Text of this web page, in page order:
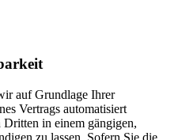
auf Grundlage Ihrer
Vertrags automatisiert
Dritten in einem gängigen,